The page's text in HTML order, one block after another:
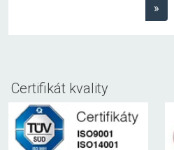
»
Certifikát kvality